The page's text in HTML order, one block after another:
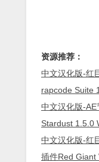
资源推荐：
中文汉化版-红
rapcode Suite
中文汉化版-
Stardust 1.5.0
中文汉化版-红
插件Red Giant